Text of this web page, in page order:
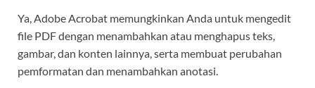
Ya, Adobe Acrobat memungkinkan Anda untuk mengedit
file PDF dengan menambahkan atau menghapus teks,
gambar, dan konten lainnya, serta membuat perubahan
pemformatan dan menambahkan anotasi.